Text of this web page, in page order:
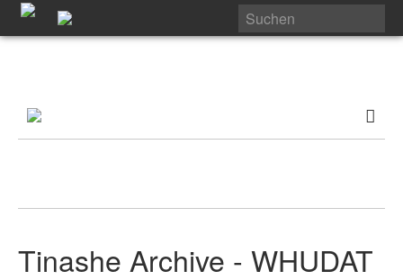
Tinashe Archive - WHUDAT